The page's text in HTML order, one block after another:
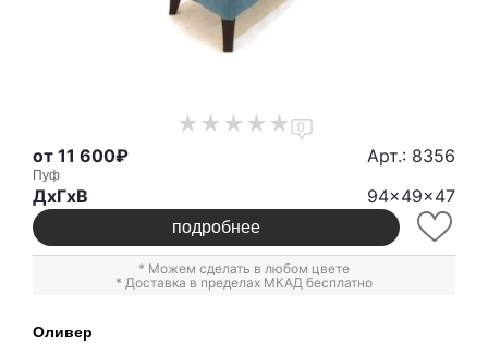
0
от 11 600₽ Арт.: 8356
Пуф
ДxГxВ 94x49x47
подробнее
* Можем сделать в любом цвете
* Доставка в пределах МКАД бесплатно
Оливер